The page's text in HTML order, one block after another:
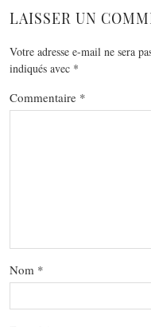
LAISSER UN
Votre adresse e-mail ne sera
indiqués avec *
Commentaire *
Nom *